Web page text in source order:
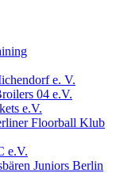
e. V.
04 e.V.
e.V.
Floorball Klub
e.V.
Juniors Berlin